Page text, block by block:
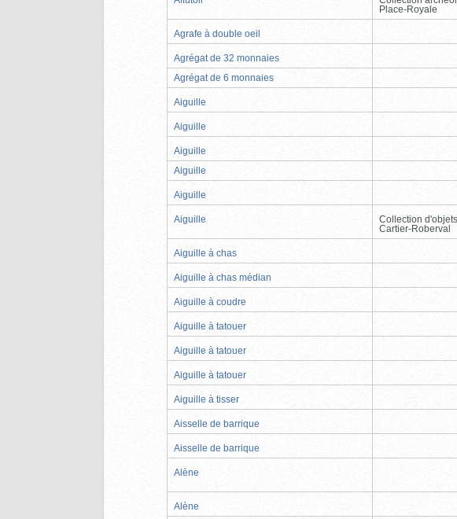
Place-Royale
Agrafe à double oeil
Agrégat de 32 monnaies
Agrégat de 6 monnaies
Aiguille
Aiguille
Aiguille
Aiguille
Aiguille
Aiguille
Collection
Cartier-Roberval
Aiguille à chas
Aiguille à chas médian
Aiguille à coudre
Aiguille à tatouer
Aiguille à tatouer
Aiguille à tatouer
Aiguille à tisser
Aisselle de barrique
Aisselle de barrique
Alène
Alène